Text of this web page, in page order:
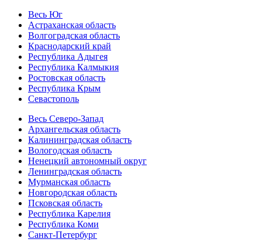
Весь Юг
Астраханская область
Волгоградская область
Краснодарский край
Республика Адыгея
Республика Калмыкия
Ростовская область
Республика Крым
Севастополь
Весь Северо-Запад
Архангельская область
Калининградская область
Вологодская область
Ненецкий автономный округ
Ленинградская область
Мурманская область
Новгородская область
Псковская область
Республика Карелия
Республика Коми
Санкт-Петербург